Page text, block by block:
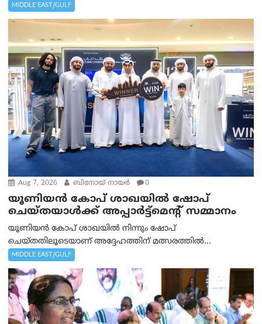
MIDDLE EAST/GULF
Aug 7, 2026 ബിനോയ് നായര്‍ 0
യൂണിയൻ കോപ് ശാഖയിൽ ഷോപ്
ചെയ്തയാൾക്ക് അപ്പാർട്ട്മെന്റ് സമ്മാനം
യൂണിയൻ കോപ് ശാഖയിൽ നിന്നും ഷോപ്
ചെയ്തതിലൂടെയാണ് അദ്ദേഹത്തിന് മത്സരത്തിൽ...
MIDDLE EAST/GULF